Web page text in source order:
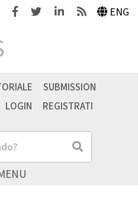
FacebookTwitterLinkedinFeeds ENG
Cerca
SUBMISSION
LOGIN REGISTRATI